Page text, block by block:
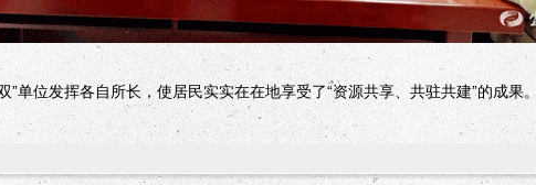
位发挥各自所长，使居民实实在在地享受了“资源共享、共驻共建”的成果